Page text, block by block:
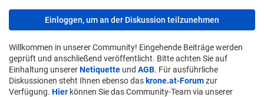
Einloggen, um an der Diskussion teilzunehmen
Willkommen in unserer Community! Eingehende Beiträge werden
geprüft und anschließend veröffentlicht. Bitte achten Sie auf
Einhaltung unsererNetiquette und AGB. Für ausführliche
Diskussionen steht Ihnen ebenso das krone.at-Forumzur
Verfügung. Hier können Sie das Community-Team via unserer